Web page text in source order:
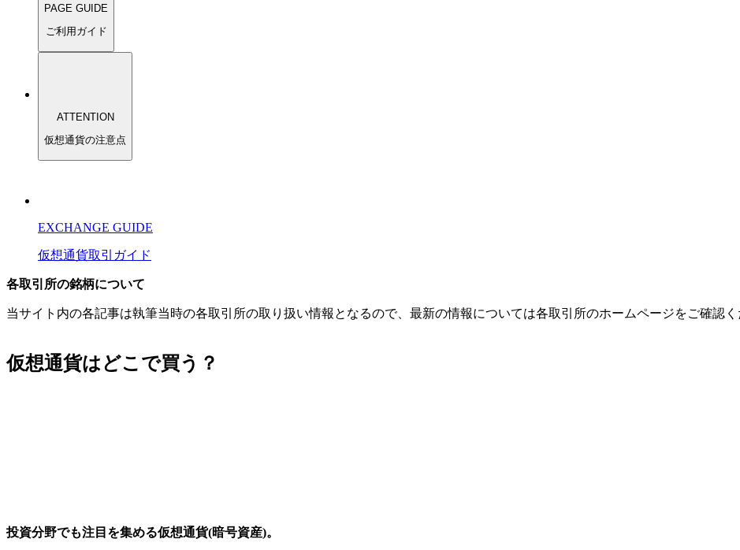
PAGE GUIDE
ご利用ガイド
ATTENTION
仮想通貨の注意点
EXCHANGE GUIDE
仮想通貨取引 ガイド
各取引所の銘柄について
当サイト内の各記事は執筆当時の各取引所の取り扱い情報となるので、最新の情報については各取引所のホームページをご確認く
仮想通貨はどこで買う？
投資分野でも注目を集める仮想通貨(暗号資産)。